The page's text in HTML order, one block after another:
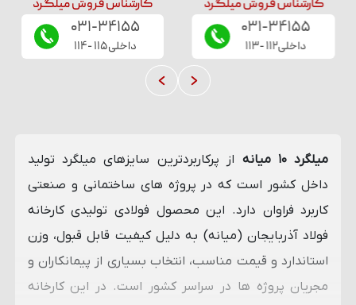
کارشناس فروش میلگرد
۰۳۱-۳۴۱۵۵
داخلی۱۱۲-۱۱۳
کارشناس فروش میلگرد
۰۳۱-۳۴۱۵۵
داخلی۱۱۵-۱۱۴
میلگرد ۱۰ میانه
از پرکاربردترین سایزهای میلگرد تولید
داخل کشور است که در پروژه‌ های ساختمانی و صنعتی
کاربرد فراوان دارد. این محصول فولادی تولیدی کارخانه
فولاد آذربایجان (میانه) به دلیل کیفیت قابل قبول، وزن
استاندارد و قیمت مناسب، انتخاب بسیاری از پیمانکاران و
مجریان پروژه ‌ها در سراسر کشور است. در این کارخانه